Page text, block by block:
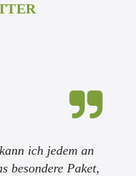
ich jedem an
besondere Paket,